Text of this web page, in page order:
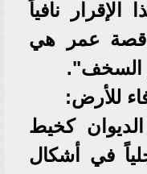
الإقرار نافياً
قصة عمر هي
السخف".
كخيط
في أشكال